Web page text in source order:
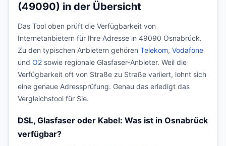
(49090) in der Übersicht
Das Tool oben prüft die Verfügbarkeit von
Internetanbietern für Ihre Adresse in 49090 Osnabrück.
Zu den typischen Anbietern gehören Telekom, Vodafone
und O2 sowie regionale Glasfaser-Anbieter. Weil die
Verfügbarkeit oft von Straße zu Straße variiert, lohnt sich
eine genaue Adressprüfung. Genau das erledigt das
Vergleichstool für Sie.
DSL, Glasfaser oder Kabel: Was ist in Osnabrück
verfügbar?